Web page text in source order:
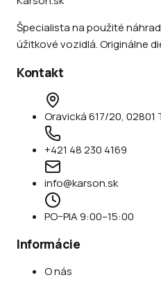
Špecialista na použité
úžitkové vozidlá. Originálne
Kontakt
Oravická 617/20, 02801
+421 48 230 4169
info@karson.sk
PO–PIA 9:00–15:00
Informácie
O nás